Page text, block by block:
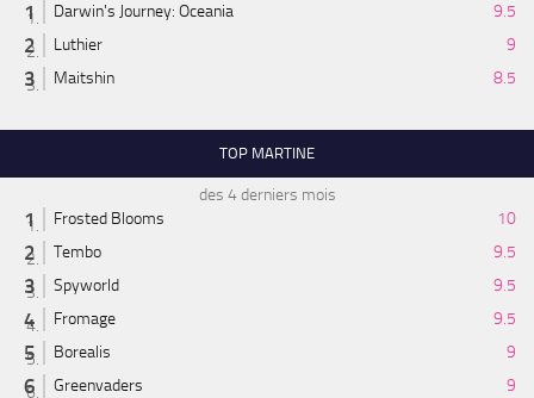
Darwin's Journey: Oceania
9.5
Luthier
9
Maitshin
8.5
TOP MARTINE
des 4 derniers mois
Frosted Blooms
10
Tembo
9.5
Spyworld
9.5
Fromage
9.5
Borealis
9
Greenvaders
9